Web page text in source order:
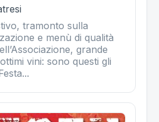
tramonto sulla
e menù di qualità
grande
vini: sono questi gli